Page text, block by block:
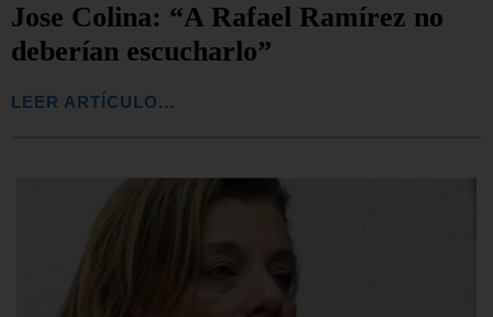
Jose Colina: “A Rafael Ramírez no
deberían escucharlo”
LEER ARTÍCULO...